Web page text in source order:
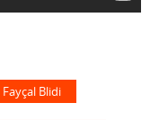
Fayçal Blidi